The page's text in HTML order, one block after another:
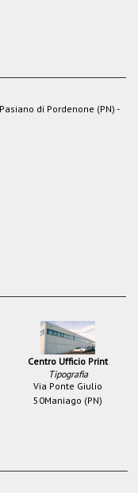
di Pordenone (PN) -
Centro Ufficio Print
Tipografia
Via Ponte Giulio
50Maniago (PN)